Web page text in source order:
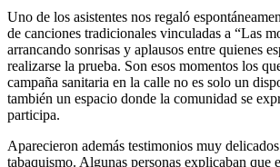
Uno de los asistentes nos regaló
de canciones tradicionales vinculadas a “Las
arrancando sonrisas y aplausos entre quienes
realizarse la prueba. Son esos momentos los
campaña sanitaria en la calle no es solo un
también un espacio donde la comunidad se
participa.
Aparecieron además testimonios muy
tabaquismo. Algunas personas explicaban que